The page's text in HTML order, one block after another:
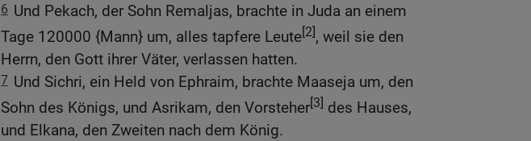
6 Und Pekach, der Sohn Remaljas, brachte in Juda an einem
Tage 120000 {Mann} um, alles tapfere Leute[2], weil sie den
Herrn, den Gott ihrer Väter, verlassen hatten.
7 Und Sichri, ein Held von Ephraim, brachte Maaseja um, den
Sohn des Königs, und Asrikam, den Vorsteher[3] des Hauses,
und Elkana, den Zweiten nach dem König.